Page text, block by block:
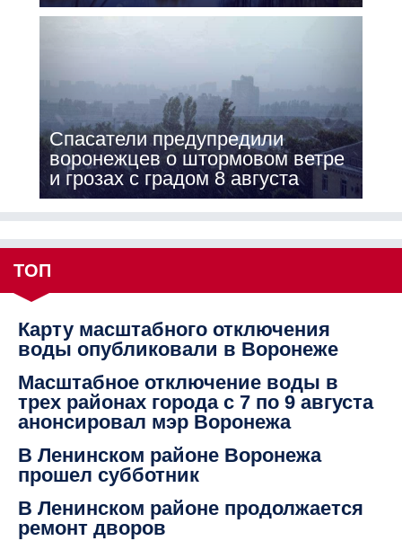
Спасатели предупредили
воронежцев о штормовом ветре
и грозах с градом 8 августа
ТОП
Карту масштабного отключения
воды опубликовали в Воронеже
Масштабное отключение воды в
трех районах города с 7 по 9 августа
анонсировал мэр Воронежа
В Ленинском районе Воронежа
прошел субботник
В Ленинском районе продолжается
ремонт дворов